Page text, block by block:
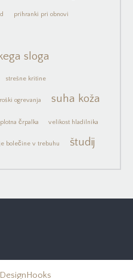
prihranki pri obnovi
sloga
strešne kritine
ogrevanja
suha koža
črpalka velikost hladilnika
bolečine v trebuhu študij
DesignHooks